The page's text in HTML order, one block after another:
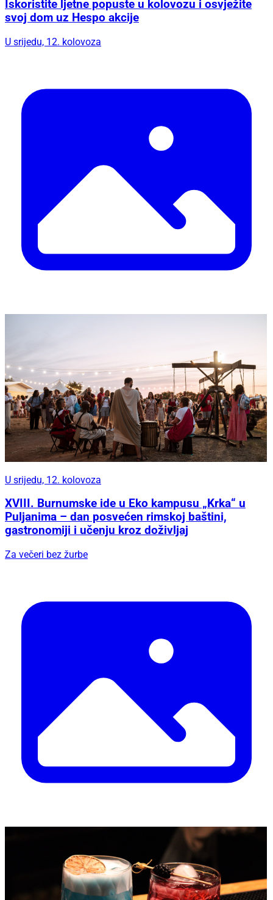
Iskoristite ljetne popuste u kolovozu i osvježite
svoj dom uz Hespo akcije
U srijedu, 12. kolovoza
U srijedu, 12. kolovoza
XVIII. Burnumske ide u Eko kampusu „Krka“ u
Puljanima – dan posvećen rimskoj baštini,
gastronomiji i učenju kroz doživljaj
Za večeri bez žurbe